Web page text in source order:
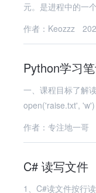
元。是进程中的一
作者：Keozzz
Python学习
一、课程目标了解
open('raise.txt',
作者：专注地一哥
C# 读写文件